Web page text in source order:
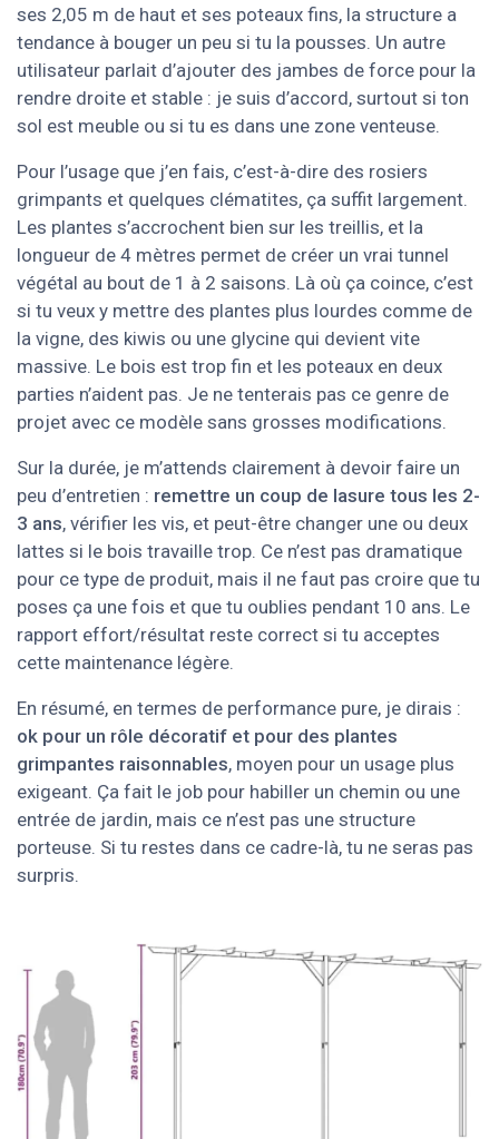
ses 2,05 m de haut et ses poteaux fins, la structure a
tendance à bouger un peu si tu la pousses. Un autre
utilisateur parlait d’ajouter des jambes de force pour la
rendre droite et stable : je suis d’accord, surtout si ton
sol est meuble ou si tu es dans une zone venteuse.
Pour l’usage que j’en fais, c’est-à-dire des rosiers
grimpants et quelques clématites, ça suffit largement.
Les plantes s’accrochent bien sur les treillis, et la
longueur de 4 mètres permet de créer un vrai tunnel
végétal au bout de 1 à 2 saisons. Là où ça coince, c’est
si tu veux y mettre des plantes plus lourdes comme de
la vigne, des kiwis ou une glycine qui devient vite
massive. Le bois est trop fin et les poteaux en deux
parties n’aident pas. Je ne tenterais pas ce genre de
projet avec ce modèle sans grosses modifications.
Sur la durée, je m’attends clairement à devoir faire un
peu d’entretien : remettre un coup de lasure tous les 2-
3 ans, vérifier les vis, et peut-être changer une ou deux
lattes si le bois travaille trop. Ce n’est pas dramatique
pour ce type de produit, mais il ne faut pas croire que tu
poses ça une fois et que tu oublies pendant 10 ans. Le
rapport effort/résultat reste correct si tu acceptes
cette maintenance légère.
En résumé, en termes de performance pure, je dirais :
ok pour un rôle décoratif et pour des plantes
grimpantes raisonnables, moyen pour un usage plus
exigeant. Ça fait le job pour habiller un chemin ou une
entrée de jardin, mais ce n’est pas une structure
porteuse. Si tu restes dans ce cadre-là, tu ne seras pas
surpris.